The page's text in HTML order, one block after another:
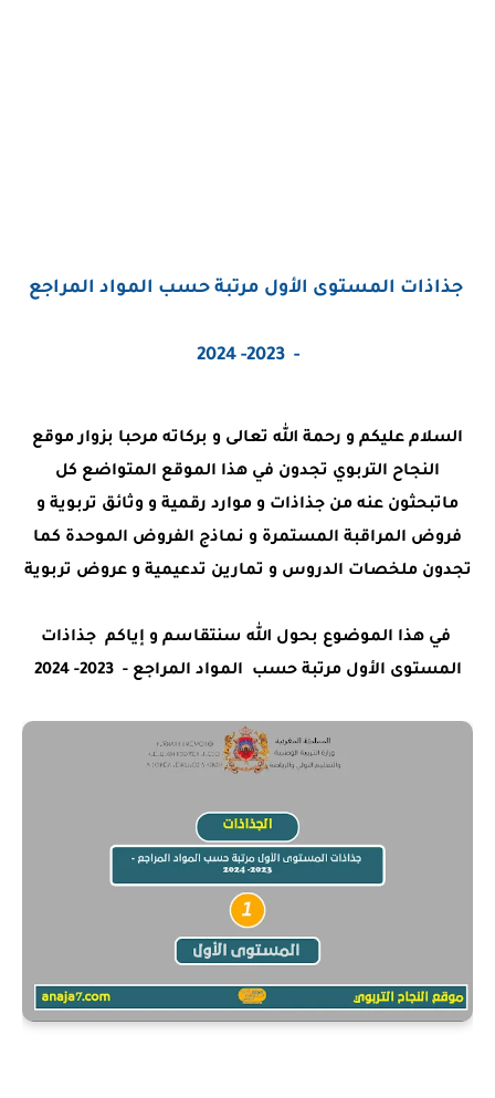
جذاذات المستوى الأول مرتبة حسب المواد المراجع
- 2023- 2024
السلام عليكم و رحمة الله تعالى و بركاته مرحبا بزوار موقع
النجاح التربوي تجدون في هذا الموقع المتواضع كل
ماتبحثون عنه من جذاذات و موارد رقمية و وثائق تربوية و
فروض المراقبة المستمرة و نماذج الفروض الموحدة كما
تجدون ملخصات الدروس و تمارين تدعيمية و عروض تربوية
في هذا الموضوع بحول الله سنتقاسم و إياكم جذاذات
المستوى الأول مرتبة حسب المواد المراجع - 2023- 2024